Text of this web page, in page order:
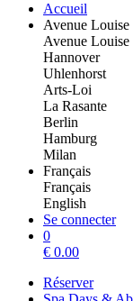
Accueil
Avenue Louise
Avenue Louise
Hannover
Uhlenhorst
Arts-Loi
La Rasante
Berlin
Hamburg
Milan
Français
Français
English
Se connecter
0
€ 0.00
Réserver